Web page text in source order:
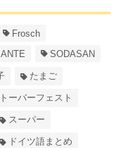
Frosch
SODASAN
たまご
ーバーフェスト
スーパー
ドイツ語まとめ